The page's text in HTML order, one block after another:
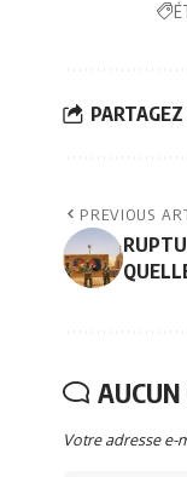
PREVIOUS
Votre adresse e-